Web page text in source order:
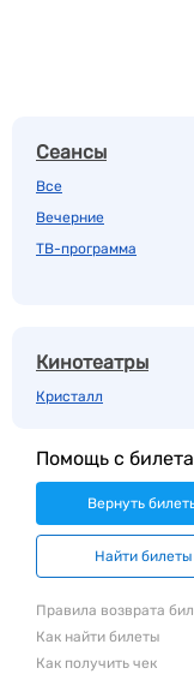
Сеансы
Все
Вечерние
ТВ-программа
Кинотеатры
Кристалл
Помощь с
Вернуть
Найти билеты
Правила возврата
Как найти билеты
Как получить чек